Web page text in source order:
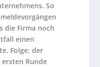
So
die Firma noch
einen
Folge: der
Runde